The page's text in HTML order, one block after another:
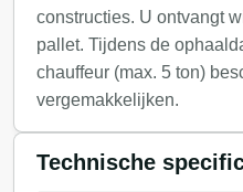
constructies. U ontvangt
pallet. Tijdens de
chauffeur (max. 5 ton)
vergemakkelijken.
Technische